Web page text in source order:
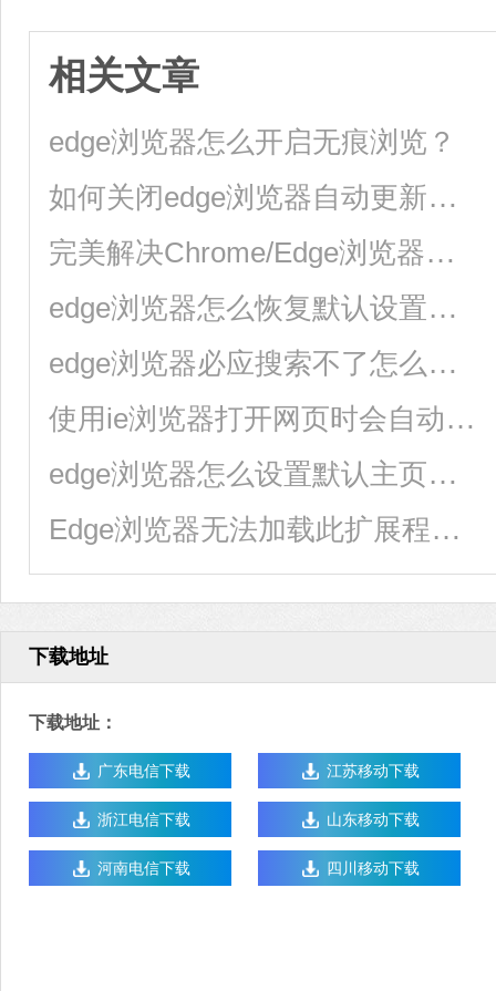
相关文章
edge浏览器怎么开启无痕浏览？
如何关闭edge浏览器自动更新？edge浏览器关闭自动更新的方法
完美解决Chrome/Edge浏览器卡顿缓慢问题的方法
edge浏览器怎么恢复默认设置？edge浏览器重置教程
edge浏览器必应搜索不了怎么办？(edge浏览器突然无法搜索)
使用ie浏览器打开网页时会自动打开edge浏览器的解决方法
edge浏览器怎么设置默认主页？新版edge浏览器怎么设置默认主页？
Edge浏览器无法加载此扩展程序如何修复？
下载地址
下载地址：
广东电信下载 江苏移动下载
浙江电信下载 山东移动下载
河南电信下载 四川移动下载